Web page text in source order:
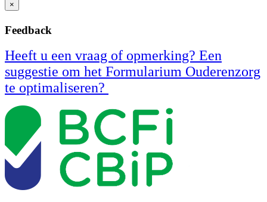
×
Feedback
Heeft u een vraag of opmerking? Een
suggestie om het Formularium Ouderenzorg
te optimaliseren?